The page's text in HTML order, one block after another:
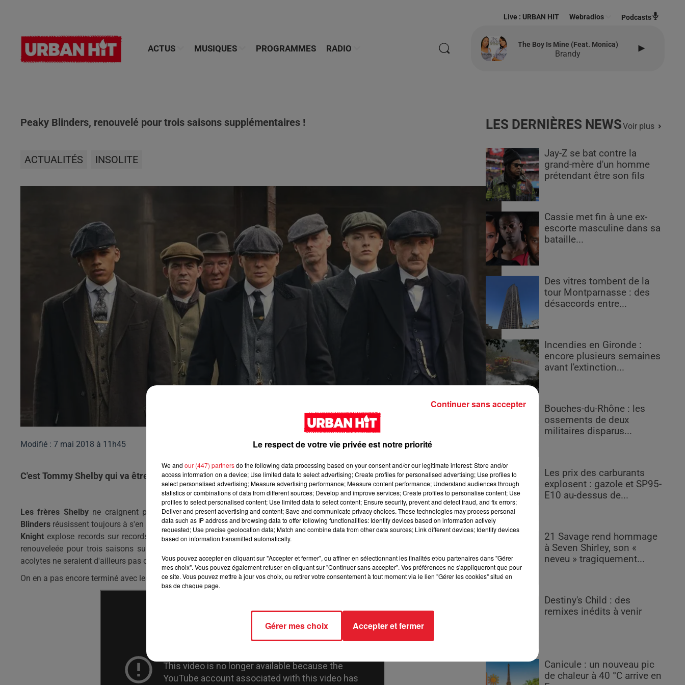
ACTUS MUSIQUES PROGRAMMES RADIO
Live : URBAN HIT Webradios Podcasts
The Boy Is Mine (feat. Monica)
Brandy
Peaky Blinders, renouvelé pour trois saisons supplémentaires !
ACTUALITÉS INSOLITE
Modifié : 7 mai 2018 à 11h45
C'est Tommy Shelby qui va être content.
Les frères Shelbyne craignent personnes. Que ce soitSabini, Alfie Solomons ou encore Luca Changretta, lesPeaky
Blinders réusissent toujours à s'en sortir et les audiences semblent suivre le mouvement puisque la série réalisée parSteven
Knight explose records sur records. Pour fêter cela, le showrunner a annoncé en exclusivité que la série mafieuse serait
renouveleée pour trois saisons supplémentaires bien que BBC Two n'ait rien confirmé à ce sujet. Cillian Murphy et ses
acolytes ne seraient d'ailleurs pas contre un peu de rab et auraient d'ores et déjà donné leur accord.
On en a pas encore terminé avec les Blinders...
LES DERNIÈRES NEWSVoir plus
Jay-Z se bat contre la
grand-mère d'un homme
prétendant être son fils
Cassie met fin à une ex-
escorte masculine dans sa
bataille...
Des vitres tombent de la
tour Montparnasse : des
désaccords entre...
Incendies en Gironde :
encore plusieurs semaines
avant l'extinction...
Bouches-du-Rhône : les
ossements de deux
militaires disparus...
Les prix des carburants
explosent : gazole et SP95-
E10 au-dessus de...
21 Savage rend hommage
à Seven Shirley, son «
neveu » tragiquement...
Destiny's Child : des
remixes inédits à venir
Canicule : un nouveau pic
de chaleur à 40 °C arrive en
Le respect de votre vie privée est notre priorité
We and our (447) partnersdo the following data processing based on your consent and/or our legitimate interest: Store and/or
access information on a device; Use limited data to select advertising; Create profiles for personalised advertising; Use profiles to
select personalised advertising; Measure advertising performance; Measure content performance; Understand audiences through
statistics or combinations of data from different sources; Develop and improve services; Create profiles to personalise content; Use
profiles to select personalised content; Use limited data to select content; Ensure security, prevent and detect fraud, and fix errors;
Deliver and present advertising and content; Save and communicate privacy choices. These technologies may process personal
data such as IP address and browsing data to offer following functionalities: Identify devices based on information actively
requested; Use precise geolocation data; Match and combine data from other data sources; Link different devices; Identify devices
based on information transmitted automatically.
Vous pouvez accepter en cliquant sur "Accepter et fermer", ou affiner en sélectionnant les finalités et/ou partenaires dans "Gérer
mes choix". Vous pouvez également refuser en cliquant sur "Continuer sans accepter". Vos préférences ne s'appliqueront que pour
ce site. Vous pouvez mettre à jour vos choix, ou retirer votre consentement à tout moment via le lien "Gérer les cookies" situé en
bas de chaque page.
Gérer mes choix Accepter et fermer
Continuer sans accepter